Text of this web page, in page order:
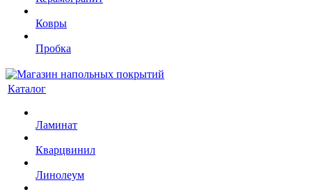
Ковры
Пробка
Каталог
Ламинат
Кварцвинил
Линолеум